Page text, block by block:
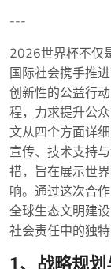
---
2026世界杯不仅
国际社会携手推
创新性的公益行
程，力求提升公
文从四个方面详
宣传、技术支持
措，旨在展示世
响。通过这次合
全球生态文明建
社会责任中的独特
1、战略规